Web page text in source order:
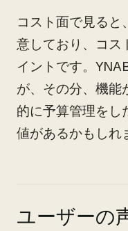
コスト面で見る
意しており、コス
イントです。
が、その分、機能
的に予算管理をし
値があるかもしれ
ユーザーの